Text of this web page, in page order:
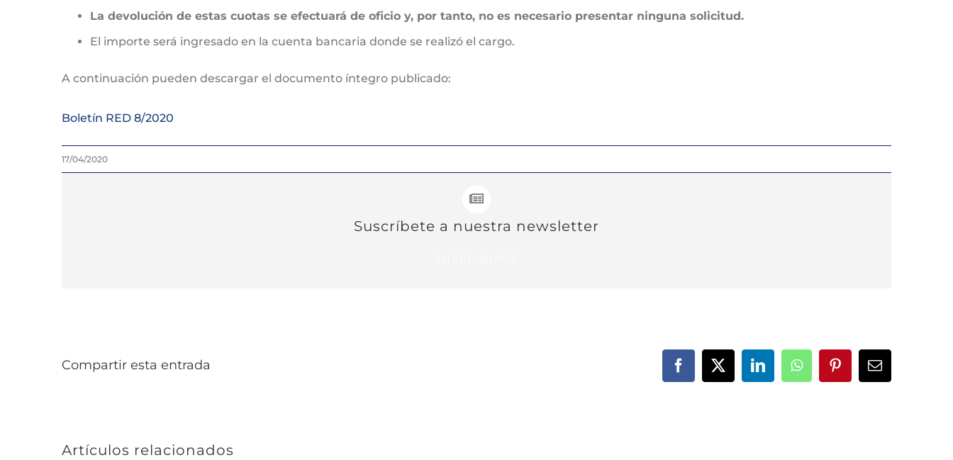
La devolución de estas cuotas se efectuará de oficio y, por tanto, no es necesario presentar ninguna solicitud.
El importe será ingresado en la cuenta bancaria donde se realizó el cargo.
A continuación pueden descargar el documento íntegro publicado:
Boletín RED 8/2020
17/04/2020
Suscríbete a nuestra newsletter
Compartir esta entrada Facebook
X LinkedInWhatsAppPinterestCorreo
electrónico
Artículos relacionados